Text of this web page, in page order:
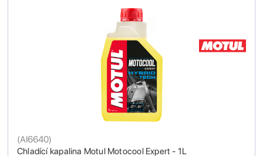
Chladící kapalina Motul Motocool Expert - 1L
(AI6640)